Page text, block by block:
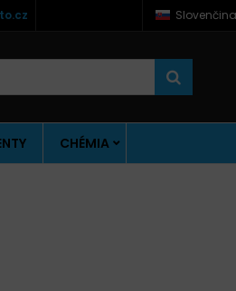
Slovenčina
CHÉMIA